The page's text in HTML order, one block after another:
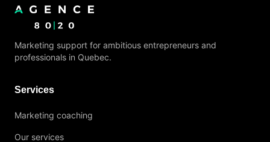
Marketing support for ambitious entrepreneurs and
professionals in Quebec.
Services
Marketing coaching
Our services